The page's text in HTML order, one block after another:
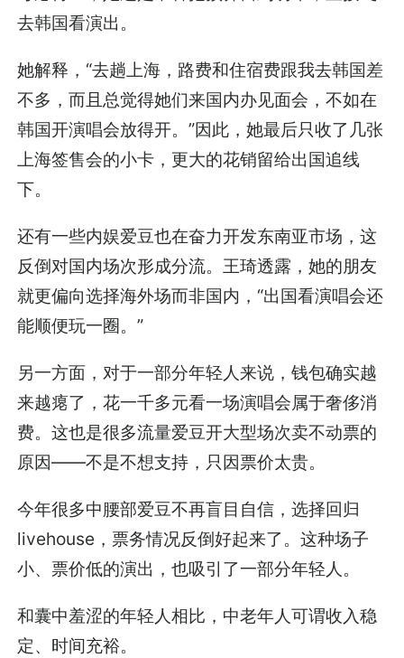
去韩国看演出。
她解释，“去趟上海，路费和住宿费跟我去韩国差
不多，而且总觉得她们来国内办见面会，不如在
韩国开演唱会放得开。”因此，她最后只收了几张
上海签售会的小卡，更大的花销留给出国追线
下。
还有一些内娱爱豆也在奋力开发东南亚市场，这
反倒对国内场次形成分流。王琦透露，她的朋友
就更偏向选择海外场而非国内，“出国看演唱会还
能顺便玩一圈。”
另一方面，对于一部分年轻人来说，钱包确实越
来越瘪了，花一千多元看一场演唱会属于奢侈消
费。这也是很多流量爱豆开大型场次卖不动票的
原因——不是不想支持，只因票价太贵。
今年很多中腰部爱豆不再盲目自信，选择回归
livehouse，票务情况反倒好起来了。这种场子
小、票价低的演出，也吸引了一部分年轻人。
和囊中羞涩的年轻人相比，中老年人可谓收入稳
定、时间充裕。